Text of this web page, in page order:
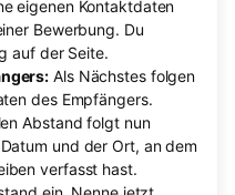
eigenen Kontaktdaten
Bewerbung. Du
auf der Seite.
Als Nächstes folgen
des Empfängers.
Abstand folgt nun
und der Ort, an dem
verfasst hast.